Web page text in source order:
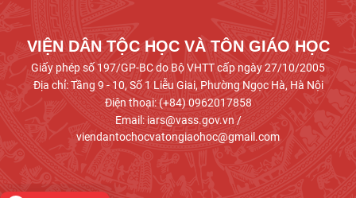
tộc
VIỆN DÂN TỘC HỌC VÀ TÔN GIÁO HỌC
Giấy phép số 197/GP-BC do Bộ VHTT cấp ngày 27/10/2005
Địa chỉ: Tầng 9 - 10, Số 1 Liễu Giai, Phường Ngọc Hà, Hà Nội
Điện thoại: (+84) 0962017858
Email: iars@vass.gov.vn /
viendantochocvatongiaohoc@gmail.com